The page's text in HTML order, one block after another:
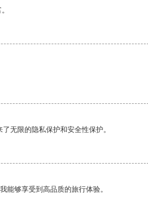
无限的隐私保护和安全性保护。
能够享受到高品质的旅行体验。